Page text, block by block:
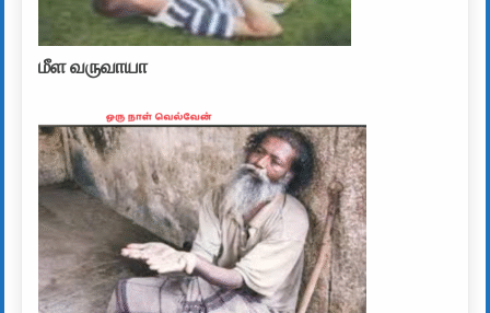
மீள வருவாயா